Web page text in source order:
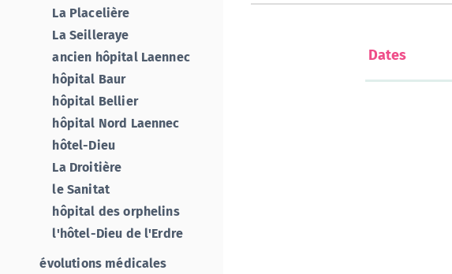
Dates
La Placelière
La Seilleraye
ancien hôpital Laennec
hôpital Baur
hôpital Bellier
hôpital Nord Laennec
hôtel-Dieu
La Droitière
le Sanitat
hôpital des orphelins
l'hôtel-Dieu de l'Erdre
évolutions médicales